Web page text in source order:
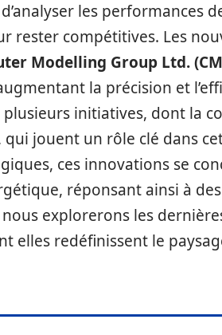
les performances
rester compétitives. Les
Modelling Group Ltd.
la précision et
plusieurs initiatives, dont la
qui jouent un rôle clé dans
ces innovations se
réponsant ainsi à
explorerons les
elles redéfinissent le